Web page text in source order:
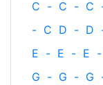
C - C - C
- C D - D
E - E - E -
G - G - G